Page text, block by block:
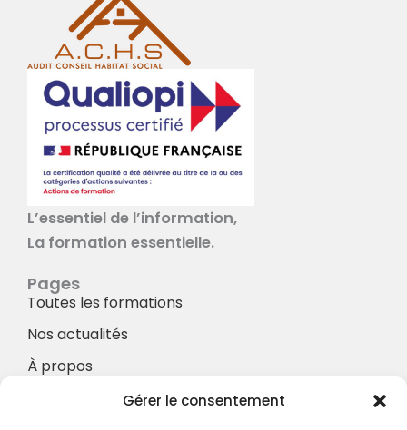
Gérer le consentement
L’essentiel de l’information,
La formation essentielle.
Pages
Toutes les formations
Nos actualités
À propos